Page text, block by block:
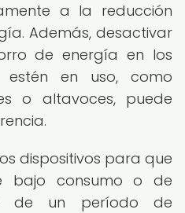
a la reducción
Además, desactivar
de energía en los
estén en uso, como
o altavoces, puede
dispositivos para que
bajo consumo o de
de un período de